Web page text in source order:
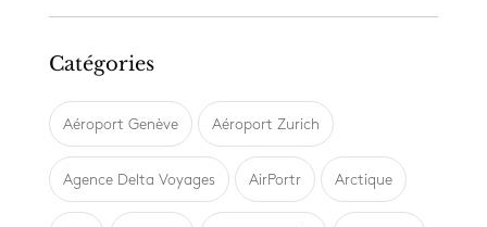
Catégories
Aéroport Genève Aéroport Zurich
Agence Delta Voyages AirPortr Arctique